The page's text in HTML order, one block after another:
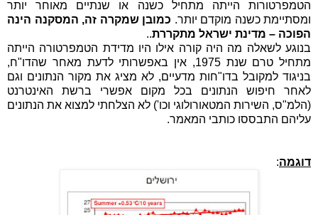
הטמפרטורות הייתה מתחיל כשנה או שנתיים מאוחר יותר
ומסתיימת כשנה מוקדם יותר. כמובן שמקרה זה, המסקנה הינה
הפוכה – מדינת ישראל מתקררת..
בנוגע לשאלה מה היה קורה אילו היו מדידת הטמפרטורה הייתה
מתחיל טרם שנת 1975, אין באפשרותי לדעת מאחר שהדו"ח,
בניגוד למקובל בדו"חות מדעיים, לא מציג את מקור הנתונים וגם
לאחר חיפוש הנתונים בכל מקום אפשרי ברשת האינטרנט
(הלמ"ס, השירות המטאורולוגי וכו') לא הצלחתי למצוא את הנתונים
עליהם התבססו כותבי המאמר.
דוגמה: